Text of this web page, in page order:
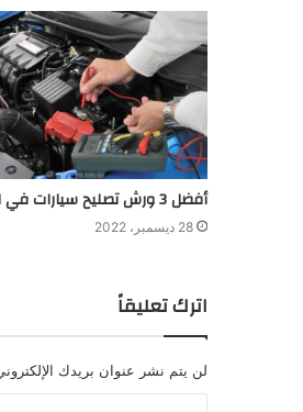
أفضل 3 ورش تصليح سيارات في الإمارات
28 ديسمبر، 2022
اترك تعليقاً
لن يتم نشر عنوان بريدك